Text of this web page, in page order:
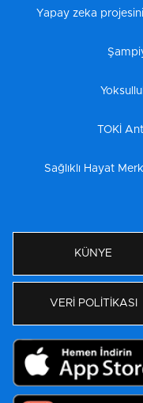
Yapay zeka
TOKİ
Sağlıklı Hayat
KÜNYE
VERİ POLİTİKASI